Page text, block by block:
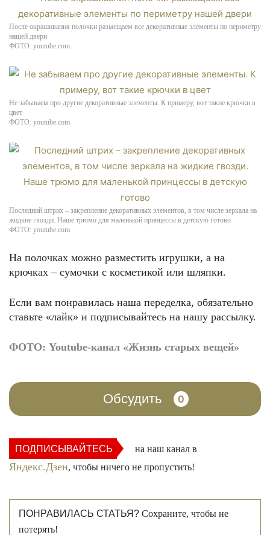
После окрашивания полочки размещаем все декоративные элементы по периметру
нашей двери
ФОТО: youtube.com
Не забываем про другие декоративные элементы. К примеру, вот такие крючки в
цвет
ФОТО: youtube.com
Последний штрих – закрепление декоративных элементов, в том числе зеркала на
жидкие гвозди. Наше трюмо для маленькой принцессы в детскую готово
ФОТО: youtube.com
На полочках можно разместить игрушки, а на
крючках – сумочки с косметикой или шляпки.
Если вам понравилась наша переделка, обязательно
ставьте «лайк» и подписывайтесь на нашу рассылку.
ФОТО: Youtube-канал «Жизнь старых вещей»
Обсудить 0
ПОДПИСЫВАЙТЕСЬ на наш канал в
Яндекс.Дзен, чтобы ничего не пропустить!
ПОНРАВИЛАСЬ СТАТЬЯ? Сохраните, чтобы не
потерять!